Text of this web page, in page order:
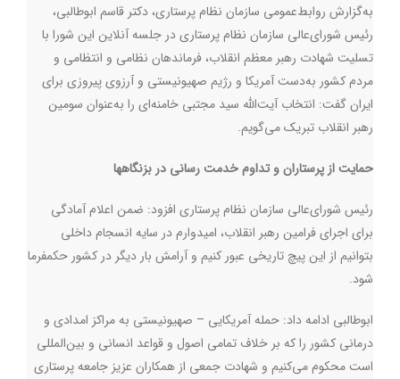
به‌گزارش روابط‌عمومی سازمان نظام پرستاری، دکتر قاسم ابوطالبی،
رئیس شورای‌عالی سازمان نظام پرستاری در جلسه آنلاین این شورا با
تسلیت شهادت رهبر معظم انقلاب، فرماندهان نظامی و انتظامی و
مردم کشور به‌دست آمریکا و رژیم صهیونیستی و آرزوی پیروزی برای
ایران گفت: انتخاب آیت‌الله سید مجتبی خامنه‌ای را به‌عنوان سومین
رهبر انقلاب تبریک می‌گویم.
حمایت از پرستاران و تداوم خدمت رسانی در بزنگاهها
رئیس شورای‌عالی سازمان نظام پرستاری افزود: ضمن اعلام آمادگی
برای اجرای فرامین رهبر انقلاب، امیدوارم در سایه انسجام داخلی
بتوانیم از این پیچ تاریخی عبور کنیم و آرامش بار دیگر در کشور حکمفرما
شود.
ابوطالبی ادامه داد: حمله آمریکایی – صهیونیستی به مراکز امدادی و
درمانی کشور را که بر خلاف تمامی اصول و قواعد انسانی و بین‌المللی
است محکوم می‌کنیم و شهادت جمعی از همکاران عزیز جامعه پرستاری